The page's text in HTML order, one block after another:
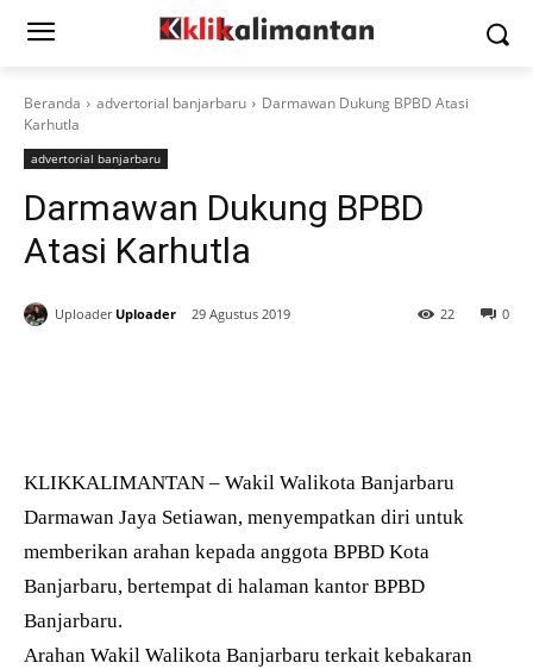
Beranda advertorial banjarbaru
Darmawan Dukung BPBD Atasi
Karhutla
advertorial banjarbaru
Darmawan Dukung BPBD
Atasi Karhutla
Uploader Uploader 29 Agustus 2019 0
22
KLIKKALIMANTAN – Wakil Walikota Banjarbaru
Darmawan Jaya Setiawan, menyempatkan diri untuk
memberikan arahan kepada anggota BPBD Kota
Banjarbaru, bertempat di halaman kantor BPBD
Banjarbaru.
Arahan Wakil Walikota Banjarbaru terkait kebakaran